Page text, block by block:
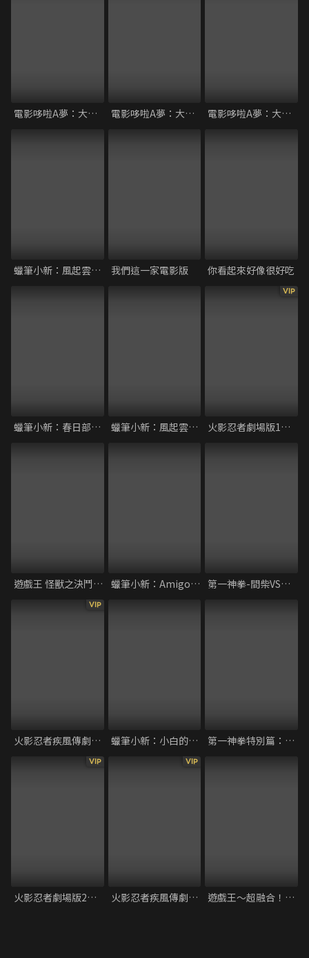
電影哆啦A夢：大雄的太陽王傳說 電影哆啦A夢：大雄的貓狗時空傳 電影哆啦A夢：大雄與風之使者
蠟筆小新：風起雲湧的金矛勇者 我們這一家電影版 你看起來好像很好吃
蠟筆小新：春日部野生王國 蠟筆小新：風起雲湧的叢林冒險
VIP
火影忍者劇場版1：大活劇！雪姬忍法帖！！
遊戲王 怪獸之決鬥 光之金字塔 蠟筆小新：Amigo！森巴入侵計畫 第一神拳-間柴VS木村 死刑執行
VIP
火影忍者疾風傳劇場版6：火意志的繼承者 蠟筆小新：小白的屁屁炸彈 第一神拳特別篇：冠軍之路
VIP
火影忍者劇場版2：大激突！幻之地庭遺跡
VIP
火影忍者疾風傳劇場版4：鳴人將死 遊戲王～超融合！跨越時空的羈絆～